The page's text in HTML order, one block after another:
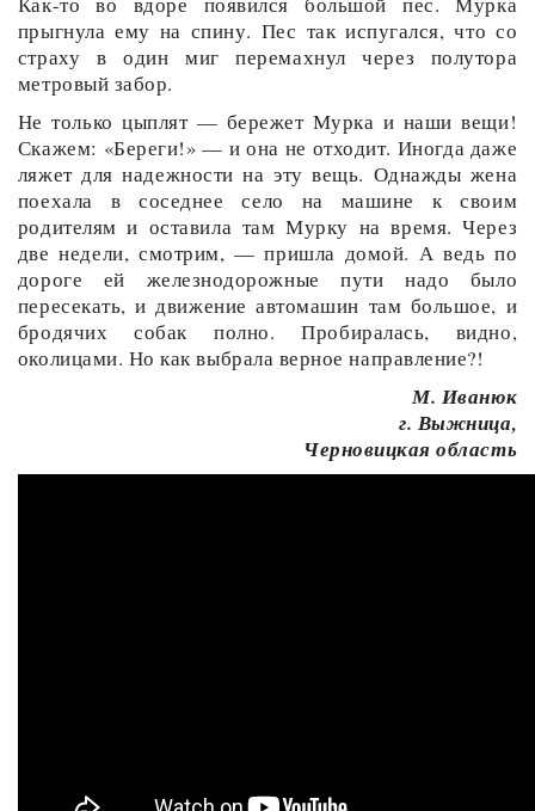
прыгнула ему на спину. Пес так испугался, что со
страху в один миг перемахнул через полутора
метровый забор.
Не только цыплят — бережет Мурка и наши вещи!
Скажем: «Береги!» — и она не отходит. Иногда даже
ляжет для надежности на эту вещь. Однажды жена
поехала в соседнее село на машине к своим
родителям и оставила там Мурку на время. Через
две недели, смотрим, — пришла домой. А ведь по
дороге ей железнодорожные пути надо было
пересекать, и движение автомашин там большое, и
бродячих собак полно. Пробиралась, видно,
околицами. Но как выбрала верное направление?!
М. Иванюк
г. Выжница,
Черновицкая область